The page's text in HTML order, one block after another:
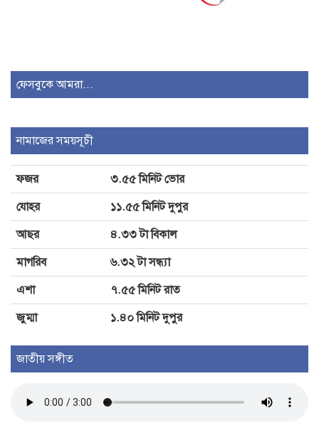
সুলতান সালাউদ্দিন টুকুর মতবিনিময়
কর্মশালা অনুষ্ঠিত
তিন বছর পর চট্টগ্রাম বিশ্ববিদ্যালয়ে
গাংনীতে তিন ঘন্টায় সাপের কামড়ে আহত
৩
ফেসবুকে আমরা...
নামাজের সময়সূচী
ফজর
৩.৫৫ মিনিট ভোর
যোহর
১১.৫৫ মিনিট দুপুর
আছর
৪.৩৩ টা বিকাল
মাগরিব
৬.৩২ টা সন্ধ্যা
এশা
৭.৫৫ মিনিট রাত
জুম্মা
১.৪০ মিনিট দুপুর
জাতীয় সঙ্গীত